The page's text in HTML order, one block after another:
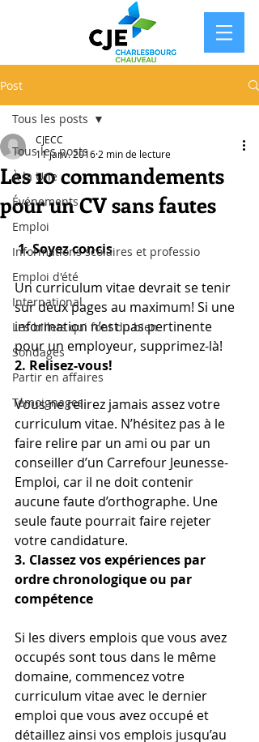
Post
Tous les posts
À la Une
Événements
Emploi
Informations scolaires et professio
Emploi d'été
International
Les billets qui font du bien
Sondages
Partir en affaires
Témoignages
Tous les posts
Les 10 commandements
pour un CV sans fautes
CJECC
11 janv. 2016 2 min de lecture
1. Soyez concis
Un curriculum vitae devrait se tenir
sur deux pages au maximum! Si une
information n’est pas pertinente
pour un employeur, supprimez-là!
2. Relisez-vous!
Vous ne relirez jamais assez votre
curriculum vitae. N’hésitez pas à le
faire relire par un ami ou par un
conseiller d’un Carrefour Jeunesse-
Emploi, car il ne doit contenir
aucune faute d’orthographe. Une
seule faute pourrait faire rejeter
votre candidature.
3. Classez vos expériences par
ordre chronologique ou par
compétence
Si les divers emplois que vous avez
occupés sont tous dans le même
domaine, commencez votre
curriculum vitae avec le dernier
emploi que vous avez occupé et
détaillez ainsi vos emplois jusqu’au